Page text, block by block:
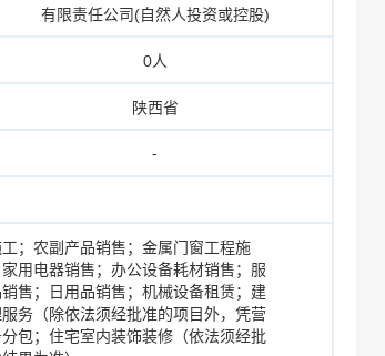
有限责任公司(自然人投资或控股)
0人
陕西省
-
；农副产品销售；金属门窗工程施
用电器销售；办公设备耗材销售；服
售；日用品销售；机械设备租赁；建
务（除依法须经批准的项目外，凭营
包；住宅室内装饰装修（依法须经批